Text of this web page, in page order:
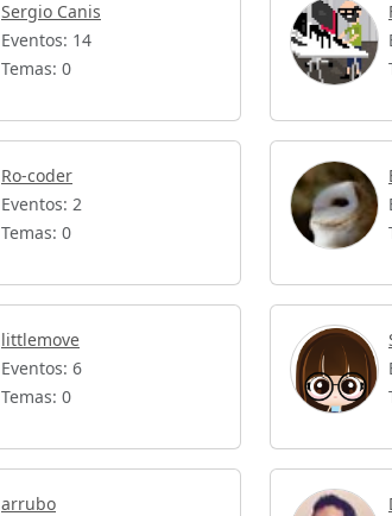
Sergio Canis
Eventos: 14
Temas: 0
Ro-coder
Eventos: 2
Temas: 0
littlemove
Eventos: 6
Temas: 0
arrubo